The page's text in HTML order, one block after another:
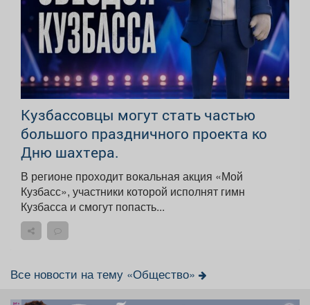
Кузбассовцы могут стать частью
большого праздничного проекта ко
Дню шахтера.
В регионе проходит вокальная акция «Мой
Кузбасс», участники которой исполнят гимн
Кузбасса и смогут попасть...
Все новости на тему «Общество»